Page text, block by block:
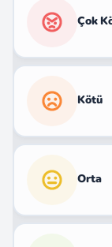
Çok
Kötü
Orta